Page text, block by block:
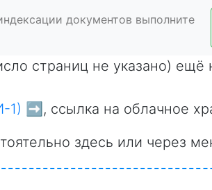
документов выполните
страниц не указано)
1) ➡️ , ссылка на облачное
здесь или через